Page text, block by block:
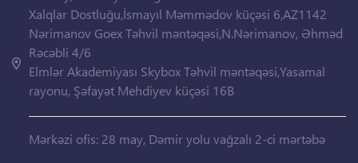
Xalqlar Dostluğu,İsmayıl Məmmədov küçəsi 6,AZ1142
Nərimanov Goex Təhvil məntəqəsi,N.Nərimanov, Əhməd
Rəcəbli 4/6
Elmlər Akademiyası Skybox Təhvil məntəqəsi,Yasamal
rayonu, Şəfayət Mehdiyev küçəsi 16B
Mərkəzi ofis: 28 may, Dəmir yolu vağzalı 2-ci mərtəbə